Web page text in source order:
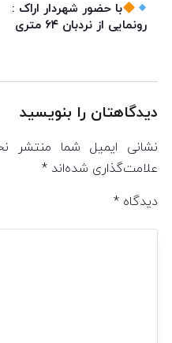
با حضور شهردار اراک :
رونمایی از نردبان ۶۴ متری
دیدگاهتان را بنویسید
نشانی ایمیل شما منتشر
علامت‌گذاری شده‌اند *
دیدگاه *